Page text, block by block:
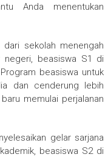
Anda menentukan
sekolah menengah
negeri, beasiswa S1 di
beasiswa untuk
dan cenderung lebih
memulai perjalanan
gelar sarjana
beasiswa S2 di